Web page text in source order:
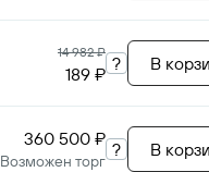
14 982 ₽
189 ₽ ? В
360 500 ₽
Возможен торг
? В